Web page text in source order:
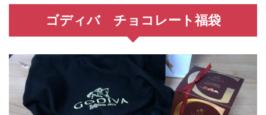
ゴディバ チョコレート福袋